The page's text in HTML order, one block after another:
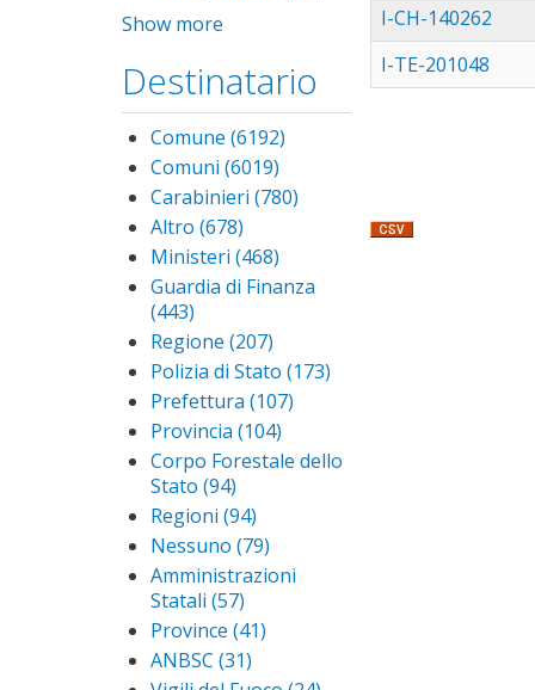
Show more
Destinatario
Comune (6192)
filter
Comuni (6019)
Comuni
Carabinieri (780)
Carabinieri
Altro (678)
filter
Ministeri (468)
Ministeri
Guardia di Finanza
(443)
Finanza filter
Regione (207)
Regione
filter
Polizia di Stato (173)
filter
Prefettura (107)
filter
Provincia (104)
Provincia
Corpo Forestale dello
Stato (94)
Forestale
dello Stato
filter
Regioni (94)
Regioni
filter
Nessuno (79)
Nessuno
Amministrazioni
Statali (57)
Amministrazioni
Statali filter
Province (41)
filter
ANBSC (31)
I-CH-140262
I-TE-201048